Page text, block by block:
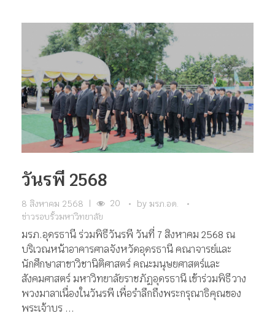
วันรพี 2568
8 สิงหาคม 2568 | 20 by มรภ.อด.
ข่าวรอบรั้วมหาวิทยาลัย
มรภ.อุดรธานี ร่วมพิธีวันรพี วันที่ 7 สิงหาคม 2568 ณ
บริเวณหน้าอาคารศาลจังหวัดอุดรธานี คณาจารย์และ
นักศึกษาสาขาวิชานิติศาสตร์ คณะมนุษยศาสตร์และ
สังคมศาสตร์ มหาวิทยาลัยราชภัฏอุดรธานี เข้าร่วมพิธีวาง
พวงมาลาเนื่องในวันรพี เพื่อรำลึกถึงพระกรุณาธิคุณของ
พระเจ้าบร ...